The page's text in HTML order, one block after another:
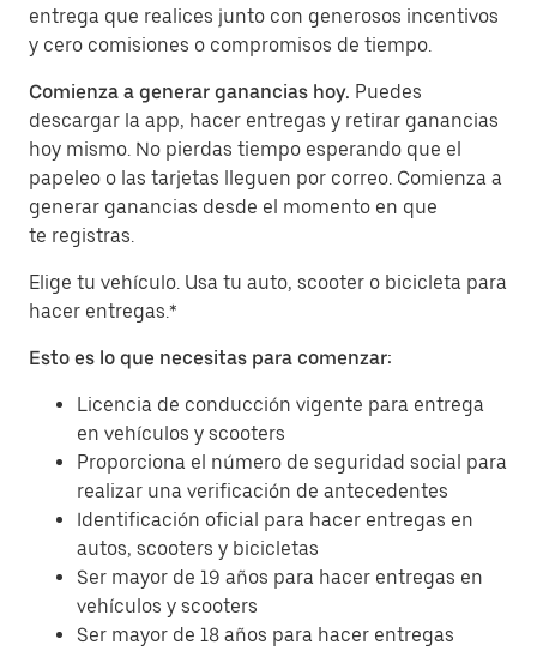
entrega que realices junto con generosos incentivos
y cero comisiones o compromisos de tiempo.
Comienza a generar ganancias hoy. Puedes
descargar la app, hacer entregas y retirar ganancias
hoy mismo. No pierdas tiempo esperando que el
papeleo o las tarjetas lleguen por correo. Comienza a
generar ganancias desde el momento en que
te registras.
Elige tu vehículo. Usa tu auto, scooter o bicicleta para
hacer entregas.*
Esto es lo que necesitas para comenzar:
Licencia de conducción vigente para entrega
en vehículos y scooters
Proporciona el número de seguridad social para
realizar una verificación de antecedentes
Identificación oficial para hacer entregas en
autos, scooters y bicicletas
Ser mayor de 19 años para hacer entregas en
vehículos y scooters
Ser mayor de 18 años para hacer entregas